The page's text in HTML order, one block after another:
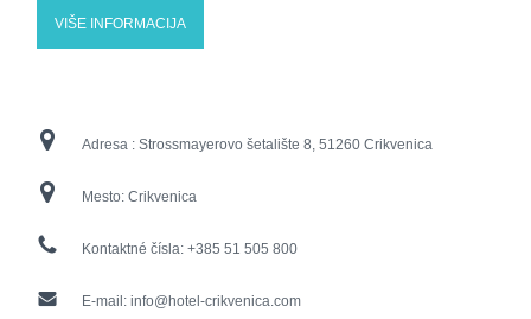
VIŠE INFORMACIJA
Adresa : Strossmayerovo šetalište 8, 51260 Crikvenica
Mesto: Crikvenica
Kontaktné čísla: +385 51 505 800
E-mail: info@hotel-crikvenica.com